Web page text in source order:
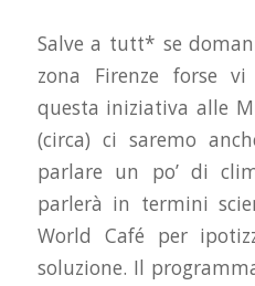
Salve a tutt* se
zona Firenze forse vi
questa iniziativa alle
(circa) ci saremo
parlare un po’ di
parlerà in termini
World Café per
soluzione. Il